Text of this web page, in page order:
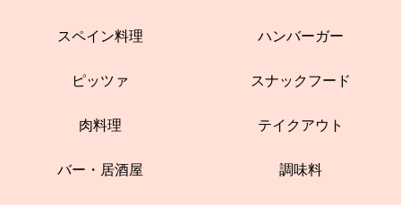
スペイン料理 ハンバーガー
ピッツァ スナックフード
肉料理 テイクアウト
バー・居酒屋 調味料